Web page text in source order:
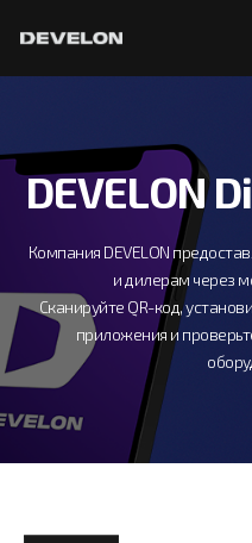
DEVELON
Компания DEVELON
и дилерам через
Сканируйте QR-код,
приложения и